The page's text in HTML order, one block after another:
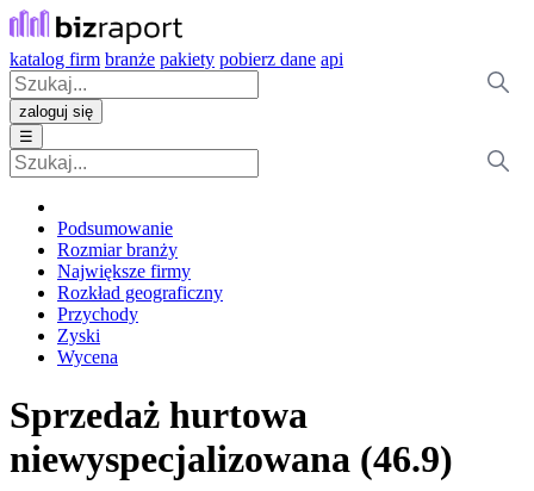
katalog firm branże pakiety pobierz dane api
zaloguj się
☰
Podsumowanie
Rozmiar branży
Największe firmy
Rozkład geograficzny
Przychody
Zyski
Wycena
Sprzedaż hurtowa
niewyspecjalizowana (46.9)